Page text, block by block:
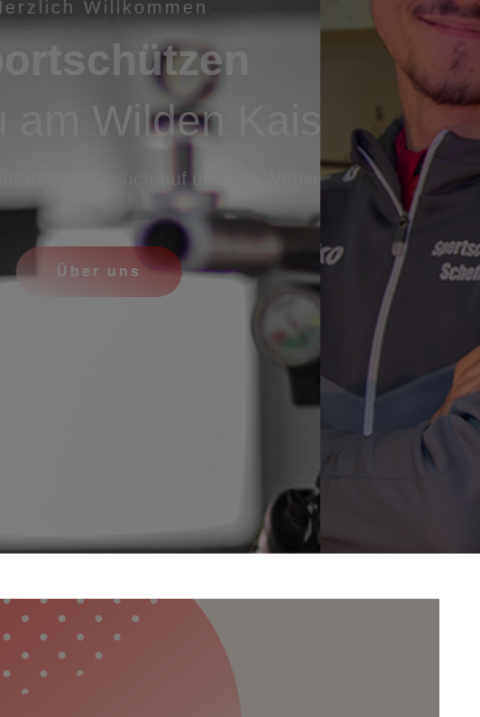
HERZLICH WILLKOMMEN
SPORTSCHÜTZEN
AM WILDEN KAISER
uns über deinen Besuch auf unserer Webseite.
ÜBER UNS